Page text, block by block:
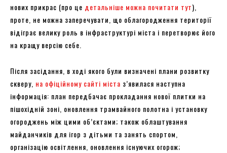
нових прикрас (про це детальніше можна почитати тут),
проте, не можна заперечувати, що облагородження території
відіграє велику роль в інфраструктурі міста і перетворює його
на кращу версію себе.
Після засідання, в ході якого були визначені плани розвитку
скверу, на офіційному сайті міста з’явилася наступна
інформація: план передбачає прокладання нової плитки на
пішохідній зоні, оновлення трамвайного полотна і установку
огороджень між цими об’єктами; також облаштування
майданчиків для ігор з дітьми та занять спортом,
організацію освітлення, оновлення існуючих огорож;